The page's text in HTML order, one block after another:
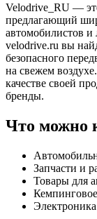
Velodrive_RU —
предлагающий
автомобилистов и
velodrive.ru вы
безопасного
на свежем
качестве своей
бренды.
Что можно
Запчасти и
Товары для